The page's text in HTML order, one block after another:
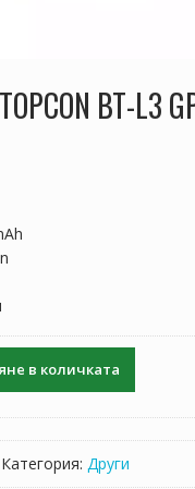
BT-L3
в количката
Категория: Други